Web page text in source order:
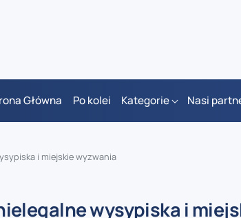
Główna Po kolei Kategorie Nasi
i miejskie wyzwania
wysypiska i